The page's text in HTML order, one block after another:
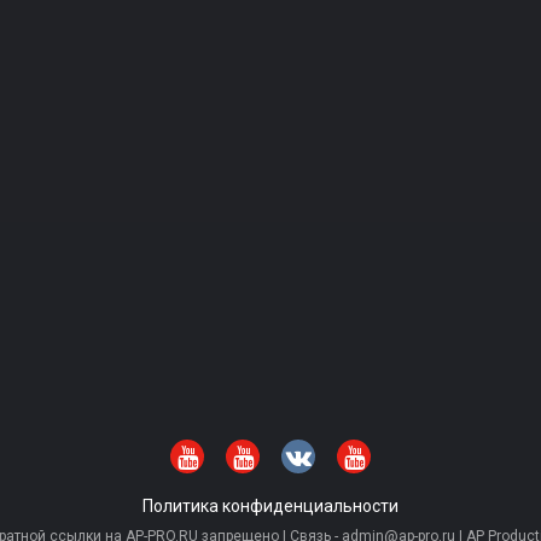
Политика конфиденциальности
ссылки на AP-PRO.RU запрещено | Связь - admin@ap-pro.ru | AP